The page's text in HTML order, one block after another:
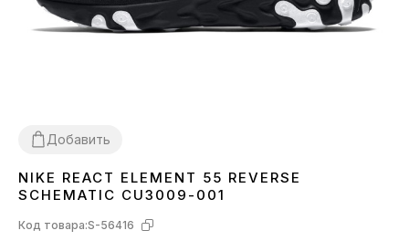
Добавить
4145
NIKE REACT ELEMENT 55 REVERSE
SCHEMATIC CU3009-001
Код товара:S-56416